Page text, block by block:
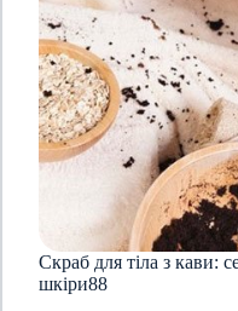
Скраб для тіла з кави:
шкіри88